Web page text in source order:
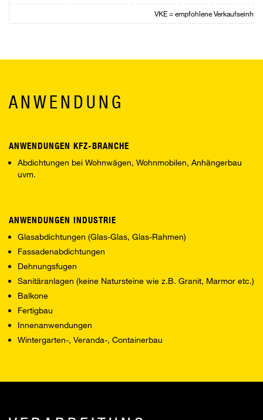
VKE = empfohlene Verkaufseinheit
ANWENDUNG
ANWENDUNGEN KFZ-BRANCHE
Abdichtungen bei Wohnwägen, Wohnmobilen, Anhängerbau
uvm.
ANWENDUNGEN INDUSTRIE
Glasabdichtungen (Glas-Glas, Glas-Rahmen)
Fassadenabdichtungen
Dehnungsfugen
Sanitäranlagen (keine Natursteine wie z.B. Granit, Marmor etc.)
Balkone
Fertigbau
Innenanwendungen
Wintergarten-, Veranda-, Containerbau